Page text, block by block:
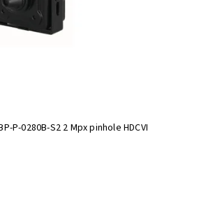
P-0280B-S2 2 Mpx pinhole HDCVI